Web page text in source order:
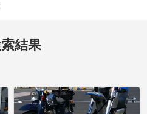
結果